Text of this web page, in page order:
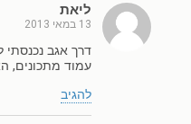
ליאת
13 במאי 2013
דרך אגב נכנסתי
עמוד מתכונים,
להגיב